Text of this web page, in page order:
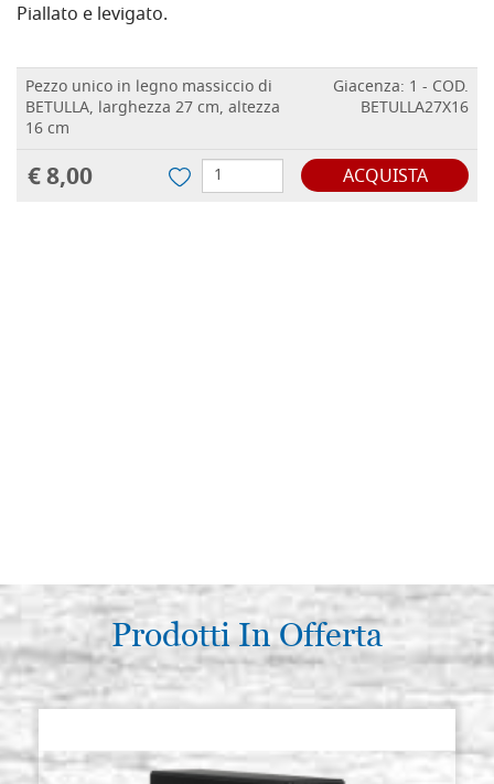
Piallato e levigato.
Pezzo unico in legno massiccio di
BETULLA, larghezza 27 cm, altezza
16 cm
Giacenza: 1 - COD.
BETULLA27X16
€ 8,00 ACQUISTA
Prodotti In Offerta